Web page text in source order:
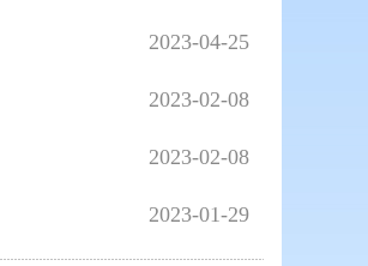
2023-04-25
2023-02-08
2023-02-08
2023-01-29